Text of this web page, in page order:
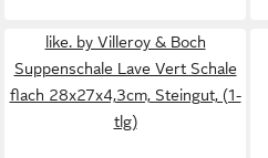
like. by Villeroy & Boch
Suppenschale Lave Vert Schale
flach 28x27x4,3cm, Steingut, (1-
tlg)